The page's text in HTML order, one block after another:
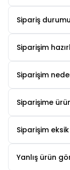
Sipariş
Siparişim
Siparişim
Siparişime
Siparişim
Yanlış ürün